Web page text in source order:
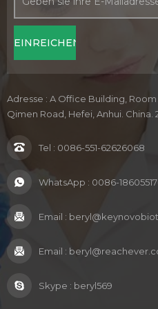
Adresse : A Office Building, Room
Qimen Road, Hefei, Anhui. China.
Tel : 0086-551-62626068
WhatsApp : 0086-
Email :
Email :
Skype : beryl569